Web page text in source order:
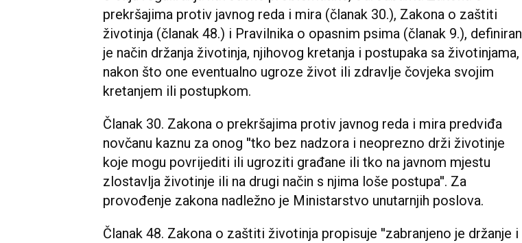
prekršajima protiv javnog reda i mira (članak 30.), Zakona o zaštiti
životinja (članak 48.) i Pravilnika o opasnim psima (članak 9.), definiran
je način držanja životinja, njihovog kretanja i postupaka sa životinjama,
nakon što one eventualno ugroze život ili zdravlje čovjeka svojim
kretanjem ili postupkom.
Članak 30. Zakona o prekršajima protiv javnog reda i mira predviđa
novčanu kaznu za onog ''tko bez nadzora i neoprezno drži životinje
koje mogu povrijediti ili ugroziti građane ili tko na javnom mjestu
zlostavlja životinje ili na drugi način s njima loše postupa''. Za
provođenje zakona nadležno je Ministarstvo unutarnjih poslova.
Članak 48. Zakona o zaštiti životinja propisuje ''zabranjeno je držanje i